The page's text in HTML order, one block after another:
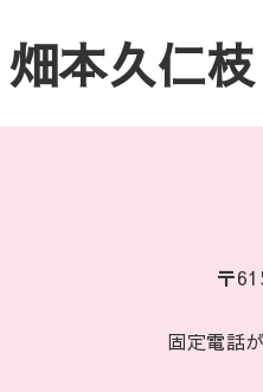
畑本久仁枝
〒
固定電話